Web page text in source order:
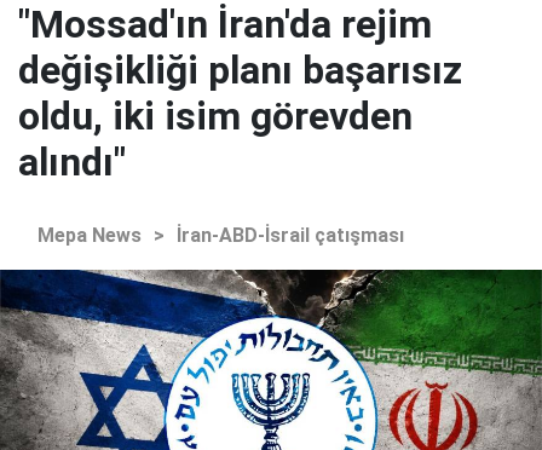
"Mossad'ın İran'da rejim
değişikliği planı başarısız
oldu, iki isim görevden
alındı"
Mepa News > İran-ABD-İsrail çatışması